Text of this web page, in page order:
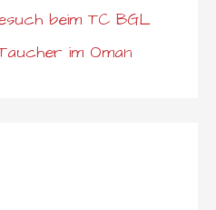
beim TC BGL
im Oman